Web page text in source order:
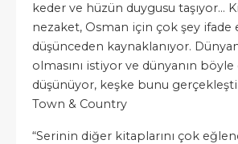
keder ve hüzün duygusu taşıyor...
nezaket, Osman için çok şey ifade
düşünceden kaynaklanıyor.
olmasını istiyor ve dünyanın
düşünüyor, keşke bunu
Town & Country
“Serinin diğer kitaplarını çok